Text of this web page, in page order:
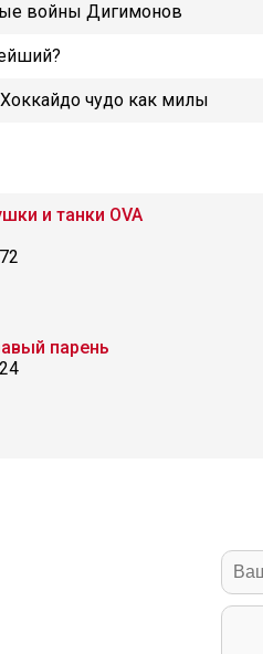
войны Дигимонов
чудо как милы
и танки OVA
парень